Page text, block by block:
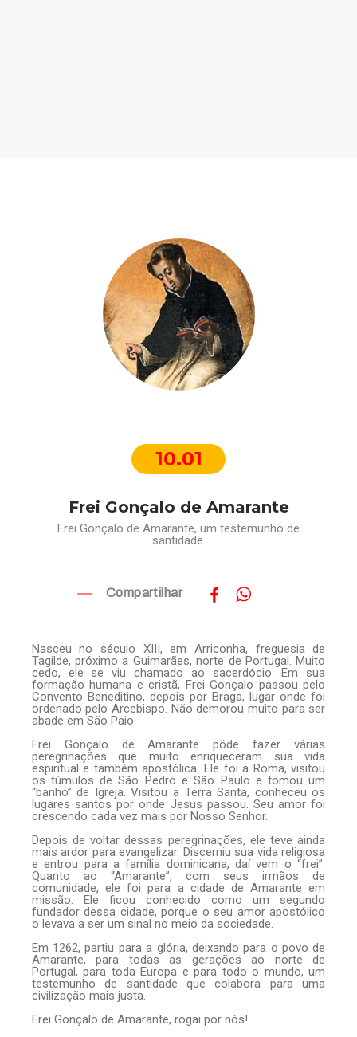
10.01
Frei Gonçalo de Amarante
Frei Gonçalo de Amarante, um testemunho de
santidade.
Compartilhar
Nasceu no século XIII, em Arriconha, freguesia de
Tagilde, próximo a Guimarães, norte de Portugal. Muito
cedo, ele se viu chamado ao sacerdócio. Em sua
formação humana e cristã, Frei Gonçalo passou pelo
Convento Beneditino, depois por Braga, lugar onde foi
ordenado pelo Arcebispo. Não demorou muito para ser
abade em São Paio.
Frei Gonçalo de Amarante pôde fazer várias
peregrinações que muito enriqueceram sua vida
espiritual e também apostólica. Ele foi a Roma, visitou
os túmulos de São Pedro e São Paulo e tomou um
“banho” de Igreja. Visitou a Terra Santa, conheceu os
lugares santos por onde Jesus passou. Seu amor foi
crescendo cada vez mais por Nosso Senhor.
Depois de voltar dessas peregrinações, ele teve ainda
mais ardor para evangelizar. Discerniu sua vida religiosa
e entrou para a família dominicana, daí vem o “frei”.
Quanto ao “Amarante”, com seus irmãos de
comunidade, ele foi para a cidade de Amarante em
missão. Ele ficou conhecido como um segundo
fundador dessa cidade, porque o seu amor apostólico
o levava a ser um sinal no meio da sociedade.
Em 1262, partiu para a glória, deixando para o povo de
Amarante, para todas as gerações ao norte de
Portugal, para toda Europa e para todo o mundo, um
testemunho de santidade que colabora para uma
civilização mais justa.
Frei Gonçalo de Amarante, rogai por nós!